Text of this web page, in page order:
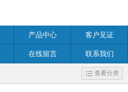
产品中心 客户见证
在线留言 联系我们
查看分类